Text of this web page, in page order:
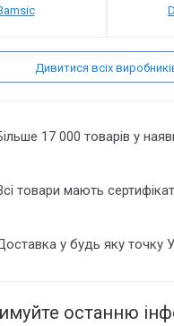
Дивитися всіх
17 000 товарів у
товари мають
у будь яку точку
останню